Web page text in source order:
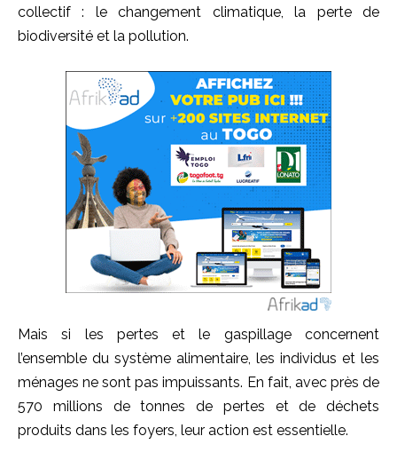
collectif : le changement climatique, la perte de
biodiversité et la pollution.
Mais si les pertes et le gaspillage concernent
l’ensemble du système alimentaire, les individus et les
ménages ne sont pas impuissants. En fait, avec près de
570 millions de tonnes de pertes et de déchets
produits dans les foyers, leur action est essentielle.